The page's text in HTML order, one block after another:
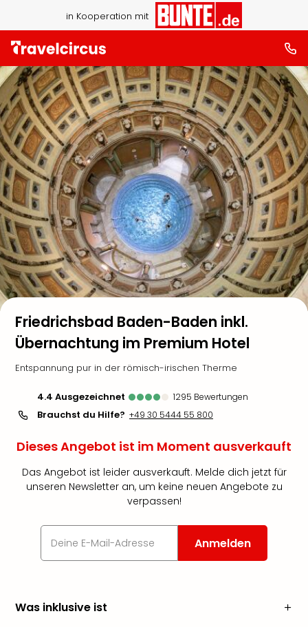
in Kooperation mit
Friedrichsbad Baden-Baden inkl.
Übernachtung im Premium Hotel
Entspannung pur in der römisch-irischen Therme
4.4 ausgezeichnet 1295 Bewertungen
Brauchst du Hilfe? +49 30 5444 55 800
Dieses Angebot ist im Moment ausverkauft
Das Angebot ist leider ausverkauft. Melde dich jetzt für
unseren Newsletter an, um keine neuen Angebote zu
verpassen!
Anmelden
Was inklusive ist